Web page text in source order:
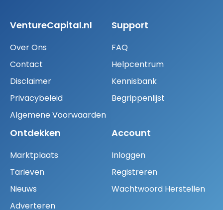
VentureCapital.nl
Over Ons
Contact
Disclaimer
Privacybeleid
Algemene Voorwaarden
Support
FAQ
Helpcentrum
Kennisbank
Begrippenlijst
Ontdekken
Marktplaats
Tarieven
Nieuws
Adverteren
Account
Inloggen
Registreren
Wachtwoord Herstellen